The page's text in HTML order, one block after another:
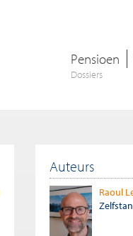
Pensioen
Dossiers
Auteurs
Raoul